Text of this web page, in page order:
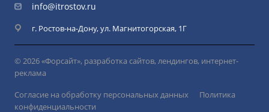
info@itrostov.ru
г. Ростов-на-Дону, ул. Магнитогорская, 1Г
© 2026 «Форсайт», разработка сайтов, лендингов, интернет-
реклама
Согласие на обработку персональных данных
Политика
конфиденциальности